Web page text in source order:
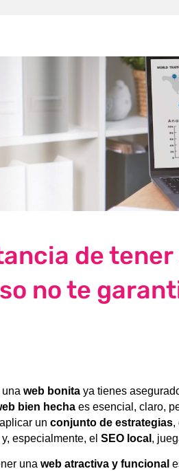
de
no te
web bonita ya tienes
bien hecha es esencial, claro,
un conjunto de estrategias,
especialmente, el SEO local ,
una web atractiva y funcional